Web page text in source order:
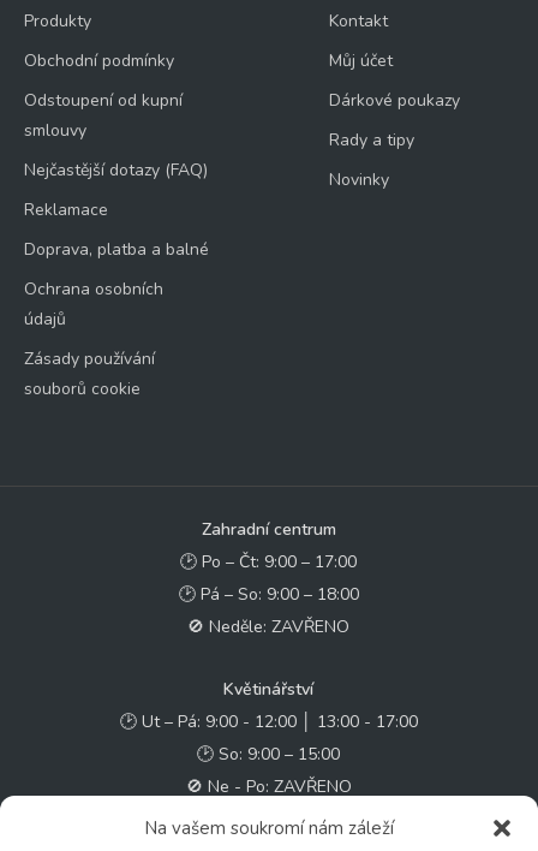
Na vašem soukromí nám záleží
Produkty
Obchodní podmínky
Odstoupení od kupní
smlouvy
Nejčastější dotazy (FAQ)
Reklamace
Doprava, platba a balné
Ochrana osobních
údajů
Zásady používání
souborů cookie
Kontakt
Můj účet
Dárkové poukazy
Rady a tipy
Novinky
Zahradní centrum
🕑 Po – Čt: 9:00 – 17:00
🕑 Pá – So: 9:00 – 18:00
🚫 Neděle: ZAVŘENO
Květinářství
🕑 Ut – Pá: 9:00 - 12:00 │ 13:00 - 17:00
🕑 So: 9:00 – 15:00
🚫 Ne - Po: ZAVŘENO